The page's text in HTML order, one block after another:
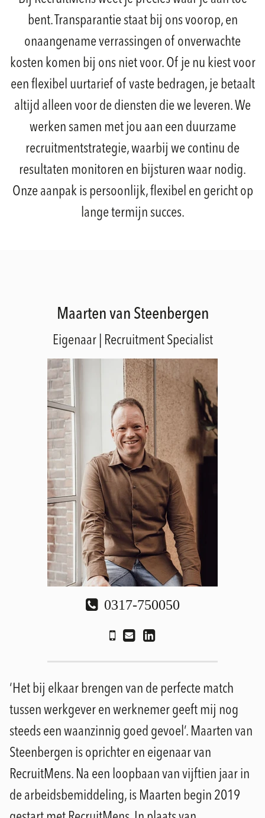
bent. Transparantie staat bij ons voorop, en
onaangename verrassingen of onverwachte
kosten komen bij ons niet voor. Of je nu kiest voor
een flexibel uurtarief of vaste bedragen, je betaalt
altijd alleen voor de diensten die we leveren. We
werken samen met jou aan een duurzame
recruitmentstrategie, waarbij we continu de
resultaten monitoren en bijsturen waar nodig.
Onze aanpak is persoonlijk, flexibel en gericht op
lange termijn succes.
Maarten van Steenbergen
Eigenaar | Recruitment Specialist
0317-750050
‘Het bij elkaar brengen van de perfecte match
tussen werkgever en werknemer geeft mij nog
steeds een waanzinnig goed gevoel’. Maarten van
Steenbergen is oprichter en eigenaar van
RecruitMens. Na een loopbaan van vijftien jaar in
de arbeidsbemiddeling, is Maarten begin 2019